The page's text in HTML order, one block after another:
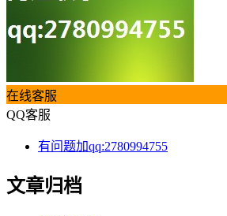
在线客服
QQ客服
有问题加qq:2780994755
文章归档